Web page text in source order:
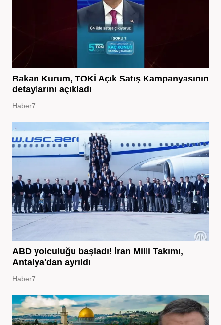
Bakan Kurum, TOKİ Açık Satış Kampanyasının
detaylarını açıkladı
Haber7
ABD yolculuğu başladı! İran Milli Takımı,
Antalya'dan ayrıldı
Haber7